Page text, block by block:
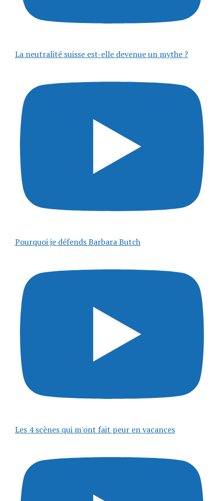
La neutralité suisse est-elle devenue un mythe ?
Pourquoi je défends Barbara Butch
Les 4 scènes qui m'ont fait peur en vacances